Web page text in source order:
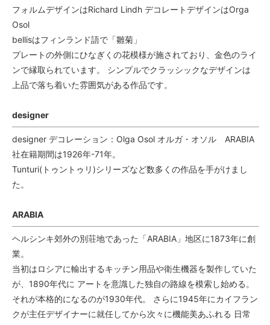
フォルムデザインはRichard Lindh デコレートデザインはOrga
Osol
bellisはフィンランド語で「雛菊」
プレートの外側にひなぎくの花模様が施されており、金色のライ
ンで縁取られています。 シンプルでクラッシックなデザインは
上品で落ち着いた雰囲気がある作品です。
designer
designer デコレーション：Olga Osol オルガ・オソル ARABIA
社在籍期間は1926年-71年。
Tunturi(トゥントゥリ)シリーズなど数多くの作品を手がけまし
た。
ARABIA
ヘルシンキ郊外の別荘地であった「ARABIA」地区に1873年に創
業。
当初はロシアに輸出するキッチン用品や衛生機器を製作していた
が、1890年代に アートを意識した独自の路線を模索し始める。
それが本格的になるのが1930年代。 さらに1945年にカイフラン
クが主任デザイナーに就任してから次々に機能美あふれる 日常